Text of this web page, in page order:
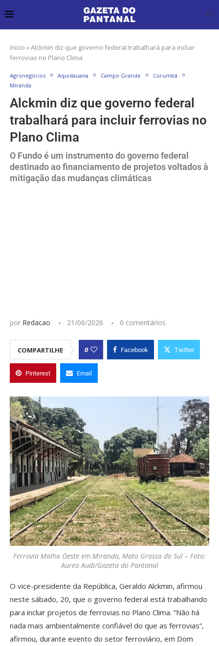
Início »Alckmin diz que governo federal trabalhará para incluir
ferrovias no Plano Clima
Agronegócios Aquidauana Campo Grande
Corumbá
Miranda
Alckmin diz que governo federal
trabalhará para incluir ferrovias no
Plano Clima
O Fundo é um instrumento do governo federal
destinado ao financiamento de projetos voltados à
mitigação das mudanças climáticas
por Redacao 21/06/2026 0 comentários
COMPARTILHE 0 Facebook Twitter
Pinterest Email
Ferrovia Malha Oeste em Miranda, Mato Grosso do Sul – Foto:
Aureo Audi/Gazeta do Pantanal
O vice-presidente da República, Geraldo Alckmin, afirmou
neste sábado, 20, que o governo federal está trabalhando
para incluir projetos de ferrovias no Plano Clima. “Não há
nada mais ambientalmente confiável do que as ferrovias”,
afirmou, durante evento do setor ferroviário, em Dom